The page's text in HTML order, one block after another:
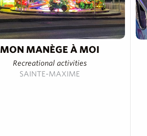
MON MANÈGE À MOI
Recreational activities
SAINTE-MAXIME